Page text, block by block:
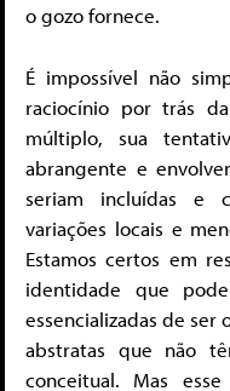
o gozo fornece.
É impossível não
raciocínio por trás
múltiplo, sua
abrangente e
seriam incluídas e
variações locais e
Estamos certos em
identidade que
essencializadas de ser
abstratas que não
conceitual. Mas